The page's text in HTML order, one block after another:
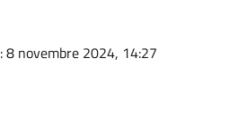
: 8 novembre 2024, 14:27